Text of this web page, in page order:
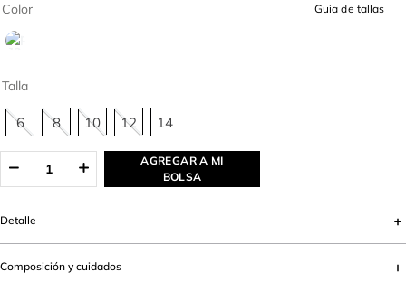
Talla
6 8 10 12 14
Color Guia de tallas
AGREGAR A MI
BOLSA
Detalle
Composición y cuidados